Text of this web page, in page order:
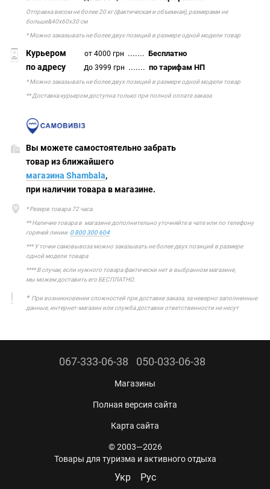
Отправка весом не более 20 кг (фактическая и объемная), размерами не
больше&40х60х30 см
* Можно заказывать не более двух позиций в размере одной модели товар
Курьером от 4000 грн .......Бесплатно
по адресу до 3999 грн .......по тарифам НП
* Можно заказывать не более двух позиций в размере одной модели товар
** Доставка курьером доступна только при полной оплате заказа
Вы можете самостоятельно забрать
товар из ближайшего
магазина Shambala,
при наличии товара в магазине.
* Резерв товара 72 часа.
** Наличие товара в магазине дополнительно уточняйте в чате или по телефону
горячей линии 0 800 300 604
*** У точки самовывоза можно заказывать не более двух позиций в размере
одной модели товара
**** В случае, если нужного товара фактически нет в выбранном магазине,
мы можем доставить его БЕСПЛАТНО.
*При возникновении сложностей при доставке заказа, за неверно заполненные
данные, интернет-магазин или служба доставки ответственности не несут
067-333-06-38 050-033-06-38
Магазины
Полная версия сайта
Карта сайта
© 2003—2026
Товары для туризма и активного отдыха
Укр Рус